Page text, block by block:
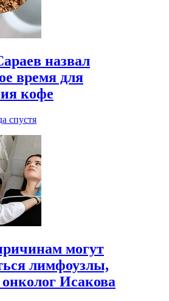
назвал
время для
кофе
спустя
могут
лимфоузлы,
онколог Исакова